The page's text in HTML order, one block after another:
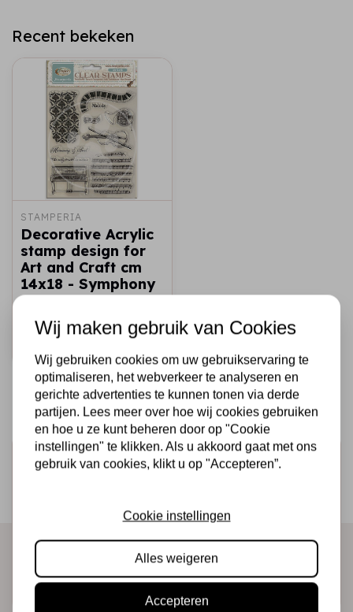
Recent bekeken
STAMPERIA
Decorative Acrylic
stamp design for
Art and Craft cm
14x18 - Symphony
Schrijf je in voor de nieuwsbrief
direct in je mailbox!
Abonneer
Wij maken gebruik van Cookies
Wij gebruiken cookies om uw gebruikservaring te
optimaliseren, het webverkeer te analyseren en
gerichte advertenties te kunnen tonen via derde
partijen. Lees meer over hoe wij cookies gebruiken
en hoe u ze kunt beheren door op "Cookie
instellingen" te klikken. Als u akkoord gaat met ons
gebruik van cookies, klikt u op "Accepteren”.
Cookie instellingen
Alles weigeren
Accepteren